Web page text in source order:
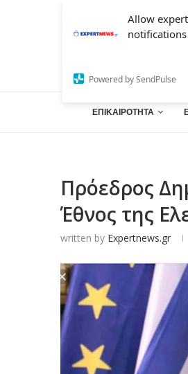
Allow
Powered by SendPulse
ΕΠΙΚΑΙΡΟΤΗΤΑ
Πρόεδρος
Έθνος της
written by Expertnews.gr